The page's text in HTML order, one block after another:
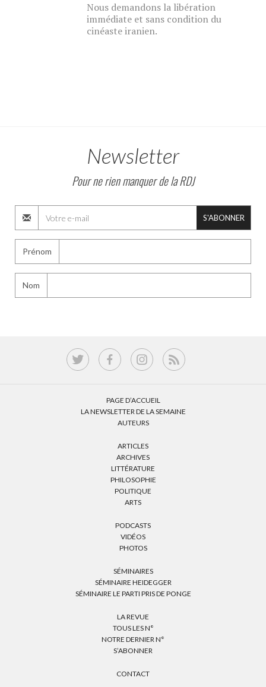
Nous demandons la libération
immédiate et sans condition du
cinéaste iranien.
Newsletter
Pour ne rien manquer de la RDJ
S'ABONNER
Prénom
Nom
PAGE D’ACCUEIL
LA NEWSLETTER DE LA SEMAINE
AUTEURS
ARTICLES
ARCHIVES
LITTÉRATURE
PHILOSOPHIE
POLITIQUE
ARTS
PODCASTS
VIDÉOS
PHOTOS
SÉMINAIRES
SÉMINAIRE HEIDEGGER
SÉMINAIRE LE PARTI PRIS DE PONGE
LA REVUE
TOUS LES N°
NOTRE DERNIER N°
S’ABONNER
CONTACT